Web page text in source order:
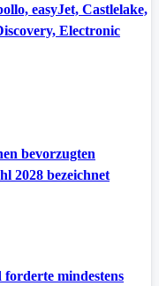
easyJet, Castlelake,
Electronic
bevorzugten
2028 bezeichnet
mindestens